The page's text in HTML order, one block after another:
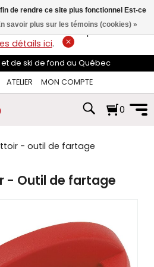
commandes de plus de 74$*.
détails ici.
de ski de fond au Québec
ATELIER MON COMPTE
0
- outil de fartage
- Outil de fartage
de rendre ce site plus fonctionnel Est-ce
savoir plus sur les témoins (cookies) »